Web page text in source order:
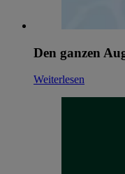
Den ganzen
Weiterlesen